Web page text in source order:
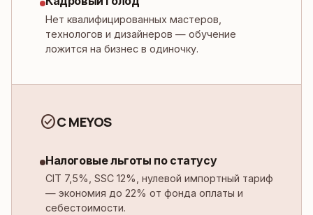
Нет квалифицированных мастеров,
технологов и дизайнеров — обучение
ложится на бизнес в одиночку.
check_circleС MEYOS
Налоговые льготы по статусу
CIT 7,5%, SSC 12%, нулевой импортный тариф
— экономия до 22% от фонда оплаты и
себестоимости.